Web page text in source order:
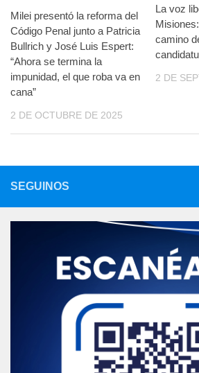
Milei presentó la reforma del
Código Penal junto a Patricia
Bullrich y José Luis Espert:
“Ahora se termina la
impunidad, el que roba va en
cana”
2 DE OCTUBRE DE 2025
La voz
camino
2 DE
SEGUINOS